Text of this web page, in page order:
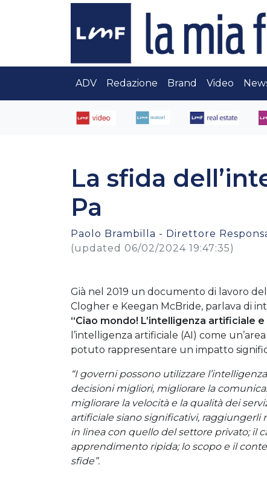
ADV Redazione Brand Video
La sfida
Pa
Paolo Brambilla - Direttore
(updated 06/02/2024 19:47:35)
Già nel 2019 un documento di lavoro
Clogher e Keegan McBride, parlava di
“Ciao mondo! L’intelligenza artificiale
l’intelligenza artificiale (AI) come
potuto rappresentare un impatto
“I governi possono utilizzare
decisioni migliori, migliorare la
migliorare la velocità e la qualità dei
artificiale siano significativi, raggiungerli
in linea con quello del settore privato; il
apprendimento ripida; lo scopo e il
sfide”.